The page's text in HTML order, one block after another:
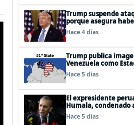
Trump suspende
porque asegura
«las bases de un
Hace 4 días
Trump publica
Venezuela como
EEUU
Hace 5 días
El expresidente
Humala, condenado
cárcel, sale libre al
caso
Hace 5 días